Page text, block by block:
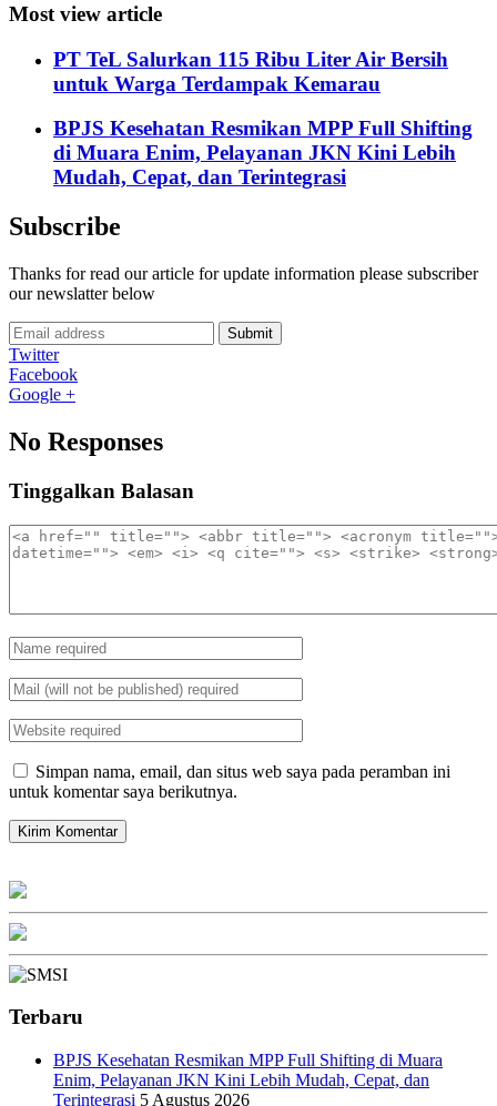
Most view article
PT TeL Salurkan 115 Ribu Liter Air Bersih
untuk Warga Terdampak Kemarau
BPJS Kesehatan Resmikan MPP Full Shifting
di Muara Enim, Pelayanan JKN Kini Lebih
Mudah, Cepat, dan Terintegrasi
Subscribe
Thanks for read our article for update information please subscriber
our newslatter below
Submit
Twitter
Facebook
Google +
No Responses
Tinggalkan Balasan
Simpan nama, email, dan situs web saya pada peramban ini
untuk komentar saya berikutnya.
Terbaru
BPJS Kesehatan Resmikan MPP Full Shifting di Muara
Enim, Pelayanan JKN Kini Lebih Mudah, Cepat, dan
Terintegrasi 5 Agustus 2026